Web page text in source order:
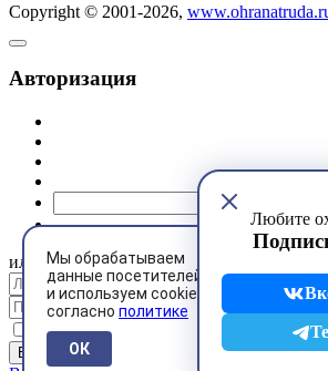
Мы обрабатываем
данные посетителей
и используем cookies
согласно политике
ОК
Любите
Copyright © 2001-2026,
Авторизация
или
Запомнить меня